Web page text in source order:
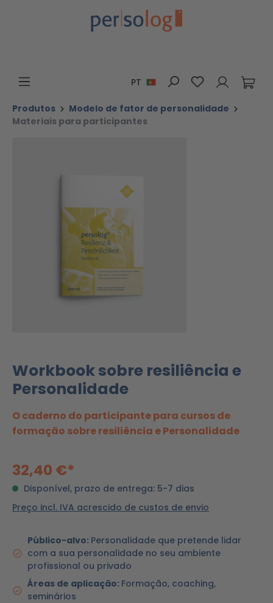
Ir para o conteúdo principal
PT Tem 0 itens
Produtos
Modelo de fator de personalidade
Materiais para participantes
Workbook sobre resiliência e
Personalidade
O caderno do participante para cursos de
formação sobre resiliência e Personalidade
32,40 €*
Disponível, prazo de entrega: 5-7 dias
Preço incl. IVA acrescido de custos de envio
Público-alvo: Personalidade que pretende lidar
com a sua personalidade no seu ambiente
profissional ou privado
Áreas de aplicação: Formação, coaching,
seminários